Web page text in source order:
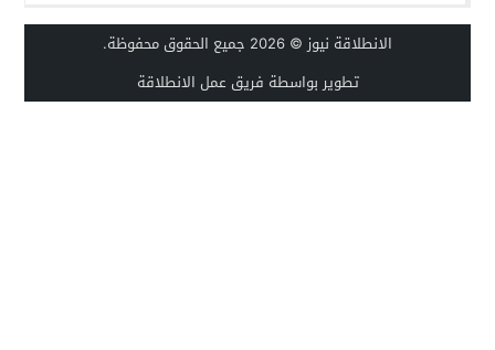
الانطلاقة نيوز © 2026 جميع الحقوق محفوظة.
تطوير بواسطة فريق عمل الانطلاقة